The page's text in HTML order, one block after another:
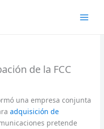
de la FCC
una empresa conjunta
adquisición de
pretende